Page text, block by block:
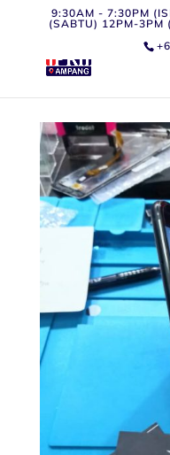
9:30AM - 7:30PM
(SABTU) 12PM-3PM